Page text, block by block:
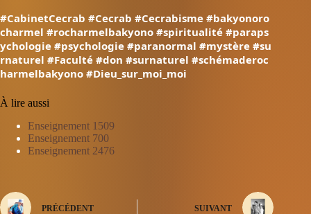
#CabinetCecrab #Cecrab #Cecrabisme #bakyonoro
charmel #rocharmelbakyono #spiritualité #paraps
ychologie #psychologie #paranormal #mystère #su
rnaturel #Faculté #don #surnaturel #schémaderoc
harmelbakyono #Dieu_sur_moi_moi
À lire aussi
Enseignement 1509
Enseignement 700
Enseignement 2476
PRÉCÉDENT SUIVANT